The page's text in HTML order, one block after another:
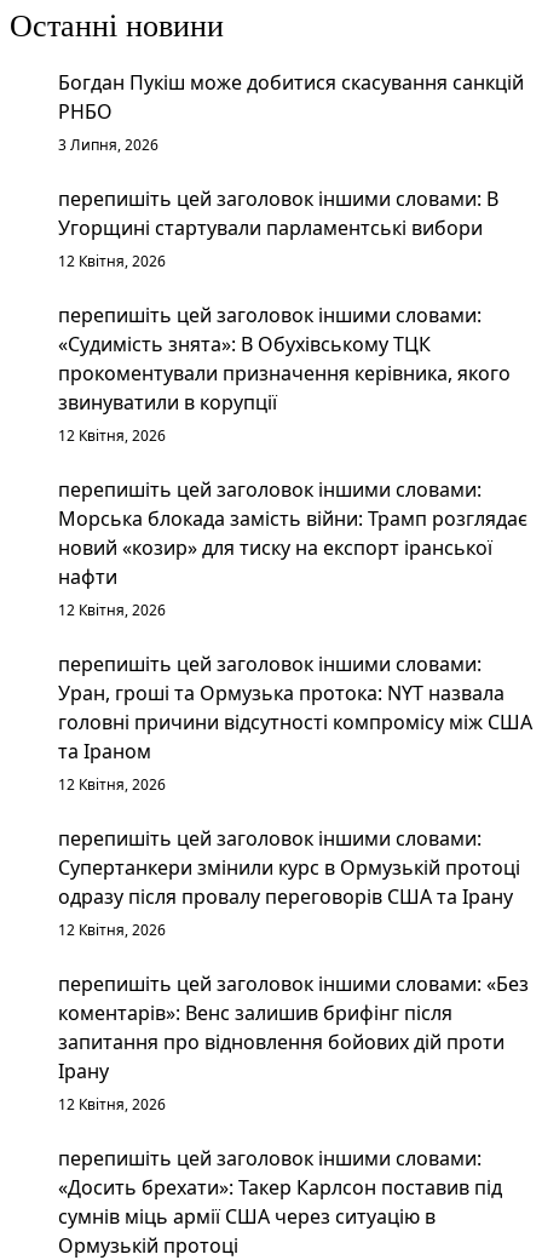
Останні новини
Богдан Пукіш може добитися скасування санкцій
РНБО
3 Липня, 2026
перепишіть цей заголовок іншими словами: В
Угорщині стартували парламентські вибори
12 Квітня, 2026
перепишіть цей заголовок іншими словами:
«Судимість знята»: В Обухівському ТЦК
прокоментували призначення керівника, якого
звинуватили в корупції
12 Квітня, 2026
перепишіть цей заголовок іншими словами:
Морська блокада замість війни: Трамп розглядає
новий «козир» для тиску на експорт іранської
нафти
12 Квітня, 2026
перепишіть цей заголовок іншими словами:
Уран, гроші та Ормузька протока: NYT назвала
головні причини відсутності компромісу між США
та Іраном
12 Квітня, 2026
перепишіть цей заголовок іншими словами:
Супертанкери змінили курс в Ормузькій протоці
одразу після провалу переговорів США та Ірану
12 Квітня, 2026
перепишіть цей заголовок іншими словами: «Без
коментарів»: Венс залишив брифінг після
запитання про відновлення бойових дій проти
Ірану
12 Квітня, 2026
перепишіть цей заголовок іншими словами:
«Досить брехати»: Такер Карлсон поставив під
сумнів міць армії США через ситуацію в
Ормузькій протоці